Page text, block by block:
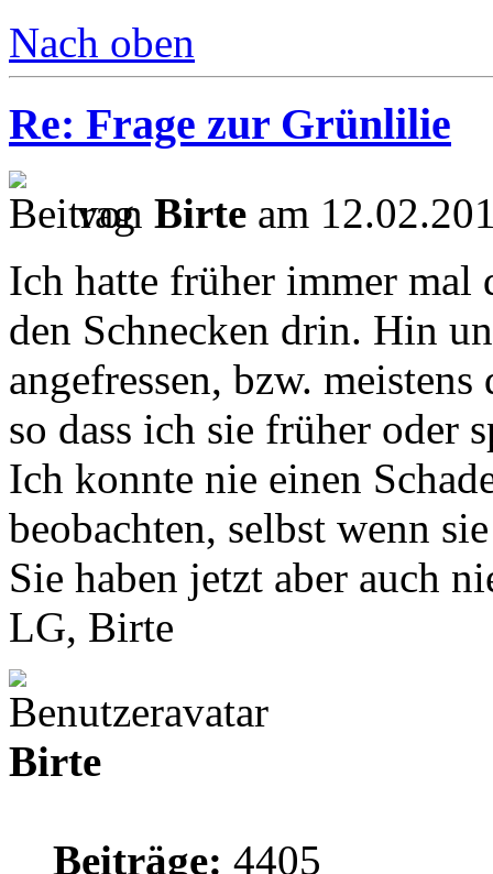
Nach oben
Re: Frage zur Grünlilie
von Birte am
Ich hatte früher immer
den Schnecken drin. Hin
angefressen, bzw.
so dass ich sie früher oder
Ich konnte nie einen
beobachten, selbst wenn
Sie haben jetzt aber auch
LG, Birte
Birte
Beiträge: 4405